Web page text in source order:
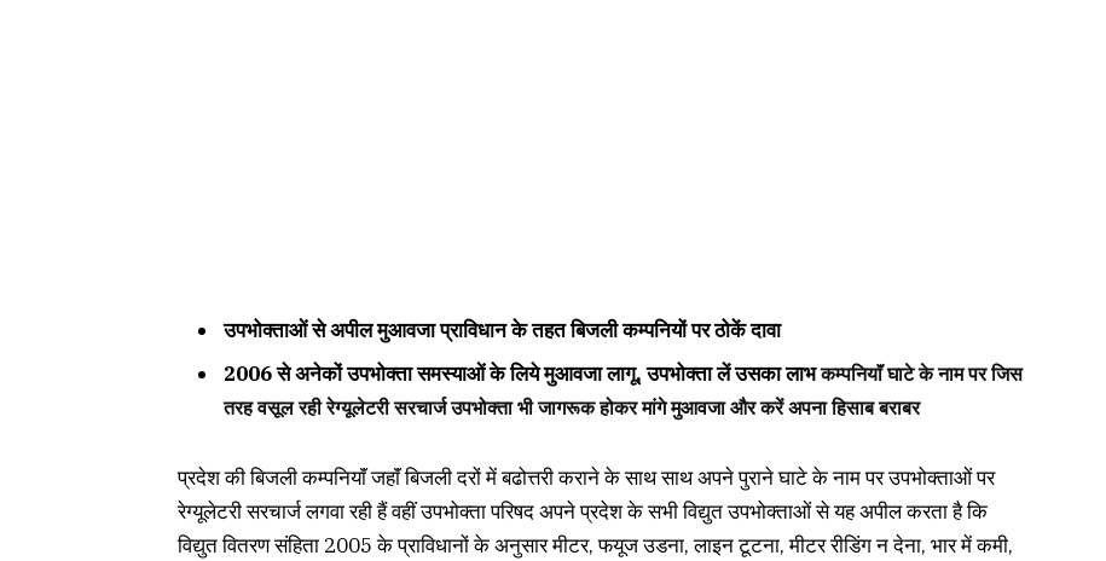
उपभोक्ताओं से अपील मुआवजा प्राविधान के तहत बिजली कम्पनियों पर ठोकें दावा
2006 से अनेकों उपभोक्ता समस्याओं के लिये मुआवजा लागू, उपभोक्ता लें उसका लाभकम्पनियाॅं घाटे के नाम पर जिस
तरह वसूल रही रेग्यूलेटरी सरचार्ज उपभोक्ता भी जागरूक होकर मांगे मुआवजा और करें अपना हिसाब बराबर
प्रदेश की बिजली कम्पनियाॅं जहाॅं बिजली दरों में बढोत्तरी कराने के साथ साथ अपने पुराने घाटे के नाम पर उपभोक्ताओं पर
रेग्यूलेटरी सरचार्ज लगवा रही हैं वहीं उपभोक्ता परिषद अपने प्रदेश के सभी विद्युत उपभोक्ताओं से यह अपील करता है कि
विद्युत वितरण संहिता 2005 के प्राविधानों के अनुसार मीटर, फयूज उडना, लाइन टूटना, मीटर रीडिंग न देना, भार में कमी,